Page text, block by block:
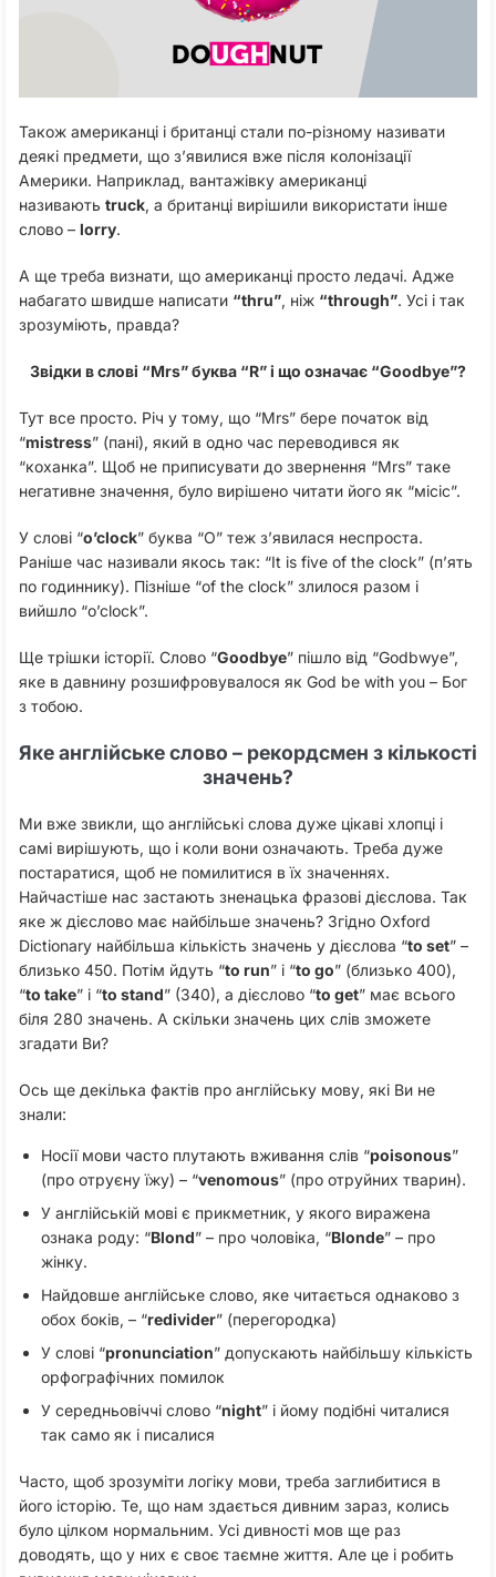
Також американці і британці стали по-різному називати
деякі предмети, що з’явилися вже після колонізації
Америки. Наприклад, вантажівку американці
називають truck, а британці вирішили використати інше
слово – lorry.
А ще треба визнати, що американці просто ледачі. Адже
набагато швидше написати “thru”, ніж “through”. Усі і так
зрозуміють, правда?
Звідки в слові “Mrs” буква “R” і що означає “Goodbye”?
Тут все просто. Річ у тому, що “Mrs” бере початок від
“mistress” (пані), який в одно час переводився як
“коханка”. Щоб не приписувати до звернення “Mrs” таке
негативне значення, було вирішено читати його як “місіс”.
У слові “o’clock” буква “O” теж з’явилася неспроста.
Раніше час називали якось так: “It is five of the clock” (п’ять
по годиннику). Пізніше “of the clock” злилося разом і
вийшло “o’clock”.
Ще трішки історії. Слово “Goodbye” пішло від “Godbwye”,
яке в давнину розшифровувалося як God be with you – Бог
з тобою.
Яке англійське слово – рекордсмен з кількості
значень?
Ми вже звикли, що англійські слова дуже цікаві хлопці і
самі вирішують, що і коли вони означають. Треба дуже
постаратися, щоб не помилитися в їх значеннях.
Найчастіше нас застають зненацька фразові дієслова. Так
яке ж дієслово має найбільше значень? Згідно Oxford
Dictionary найбільша кількість значень у дієслова “to set” –
близько 450. Потім йдуть “to run” і “to go” (близько 400),
“to take” і “to stand” (340), а дієслово “to get” має всього
біля 280 значень. А скільки значень цих слів зможете
згадати Ви?
Ось ще декілька фактів про англійську мову, які Ви не
знали:
Носії мови часто плутають вживання слів “poisonous”
(про отруєну їжу) – “venomous” (про отруйних тварин).
У англійській мові є прикметник, у якого виражена
ознака роду: “Blond” – про чоловіка, “Blonde” – про
жінку.
Найдовше англійське слово, яке читається однаково з
обох боків, – “redivider” (перегородка)
У слові “pronunciation” допускають найбільшу кількість
орфографічних помилок
У середньовіччі слово “night” і йому подібні читалися
так само як і писалися
Часто, щоб зрозуміти логіку мови, треба заглибитися в
його історію. Те, що нам здається дивним зараз, колись
було цілком нормальним. Усі дивності мов ще раз
доводять, що у них є своє таємне життя. Але це і робить